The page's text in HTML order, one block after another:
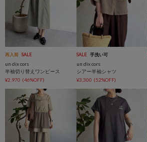
再入荷 SALE
un dix cors
半袖切り替えワンピース
¥2,970 (46%OFF)
SALE 手洗い可
un dix cors
シアー半袖シャツ
¥3,300 (52%OFF)